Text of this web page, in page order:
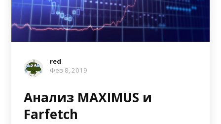
red
Фев 8, 2019
Анализ MAXIMUS и
Farfetch